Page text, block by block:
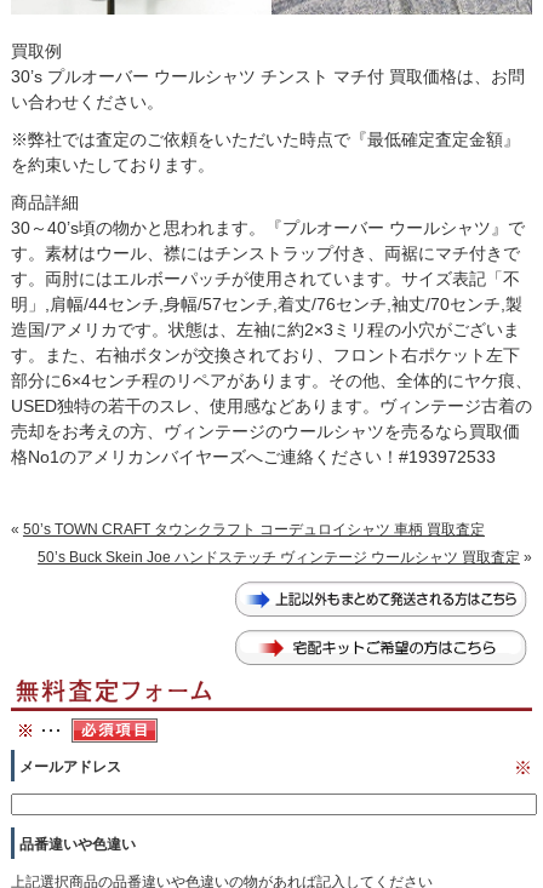
買取例
30’s プルオーバー ウールシャツ チンスト マチ付 買取価格は、お問
い合わせください。
※弊社では査定のご依頼をいただいた時点で『最低確定査定金額』
を約束いたしております。
商品詳細
30～40’s頃の物かと思われます。『プルオーバー ウールシャツ』で
す。素材はウール、襟にはチンストラップ付き、両裾にマチ付きで
す。両肘にはエルボーパッチが使用されています。サイズ表記「不
明」,肩幅/44センチ,身幅/57センチ,着丈/76センチ,袖丈/70センチ,製
造国/アメリカです。状態は、左袖に約2×3ミリ程の小穴がございま
す。また、右袖ボタンが交換されており、フロント右ポケット左下
部分に6×4センチ程のリペアがあります。その他、全体的にヤケ痕、
USED独特の若干のスレ、使用感などあります。ヴィンテージ古着の
売却をお考えの方、ヴィンテージのウールシャツを売るなら買取価
格No1のアメリカンバイヤーズへご連絡ください！#193972533
« 50’s TOWN CRAFT タウンクラフト コーデュロイシャツ 車柄 買取査定
50’s Buck Skein Joe ハンドステッチ ヴィンテージ ウールシャツ 買取査定 »
メールアドレス ※
品番違いや色違い
上記選択商品の品番違いや色違いの物があれば記入してください